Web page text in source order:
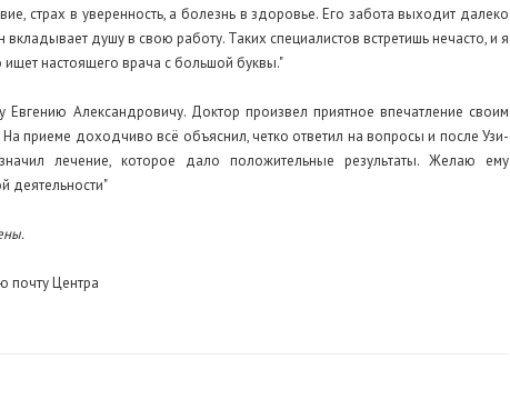
страх в уверенность, а болезнь в здоровье. Его забота выходит далеко
душу в свою работу. Таких специалистов встретишь нечасто, и я
настоящего врача с большой буквы."
Евгению Александровичу. Доктор произвел приятное впечатление своим
приеме доходчиво всё объяснил, четко ответил на вопросы и после Узи-
лечение, которое дало положительные результаты. Желаю ему
деятельности"
почту Центра